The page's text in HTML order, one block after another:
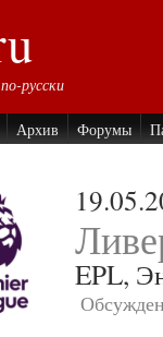
русски
Архив Форумы
EPL,